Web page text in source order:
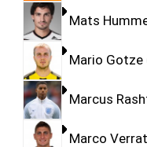
Mats
Mario Gotze
Marcus
Marco